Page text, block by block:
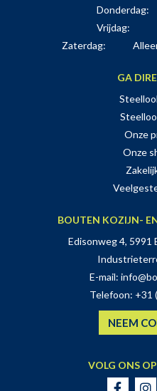
Donderdag:
Vrijdag:
Zaterdag:
GA
Onze
Onze
BOUTEN KOZIJN-
Edisonweg 4, 5991
E-mail:
Telefoon: +31
NEEM
VOLG ONS